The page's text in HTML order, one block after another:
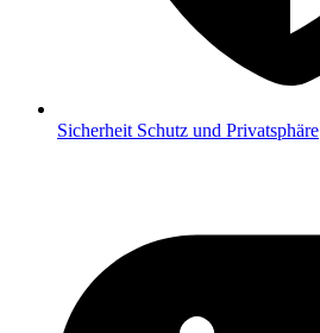
Sicherheit Schutz und Privatsphäre